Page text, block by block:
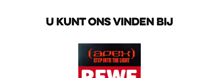
U KUNT ONS VINDEN BIJ